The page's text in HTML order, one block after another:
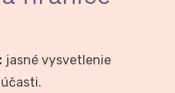
jasné vysvetlenie